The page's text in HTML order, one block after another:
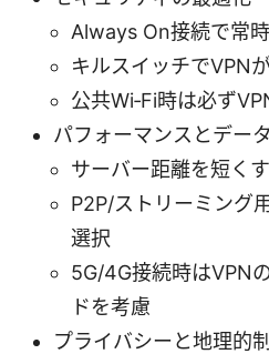
Always On接続で常
キルスイッチでVPN
公共Wi‑Fi時は必ず
パフォーマンスとデー
サーバー距離を短く
P2P/ストリーミング
選択
5G/4G接続時はVPN
ドを考慮
プライバシーと地理的